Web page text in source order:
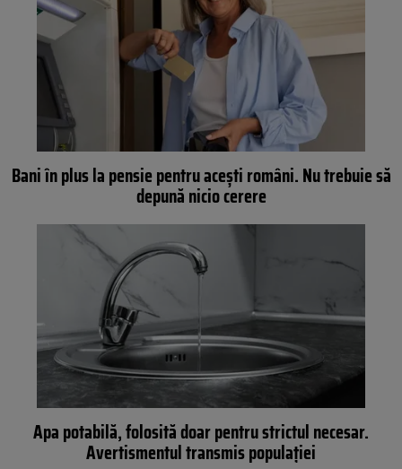
Bani în plus la pensie pentru acești români. Nu trebuie să
depună nicio cerere
Apa potabilă, folosită doar pentru strictul necesar.
Avertismentul transmis populației